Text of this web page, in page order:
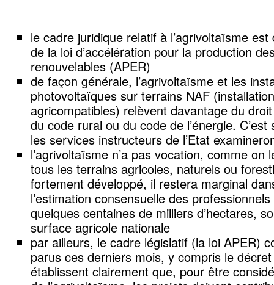
le cadre juridique relatif à l’agrivoltaïsme est
de la loi d’accélération pour la production
renouvelables (APER)
de façon générale, l’agrivoltaïsme et les
photovoltaïques sur terrains NAF
agricompatibles) relèvent davantage du
du code rural ou du code de l’énergie.
les services instructeurs de l’Etat
l’agrivoltaïsme n’a pas vocation, comme
tous les terrains agricoles, naturels ou
fortement développé, il restera marginal
l’estimation consensuelle des
quelques centaines de milliers d’hectares,
surface agricole nationale
par ailleurs, le cadre législatif (la loi APER)
parus ces derniers mois, y compris le
établissent clairement que, pour être